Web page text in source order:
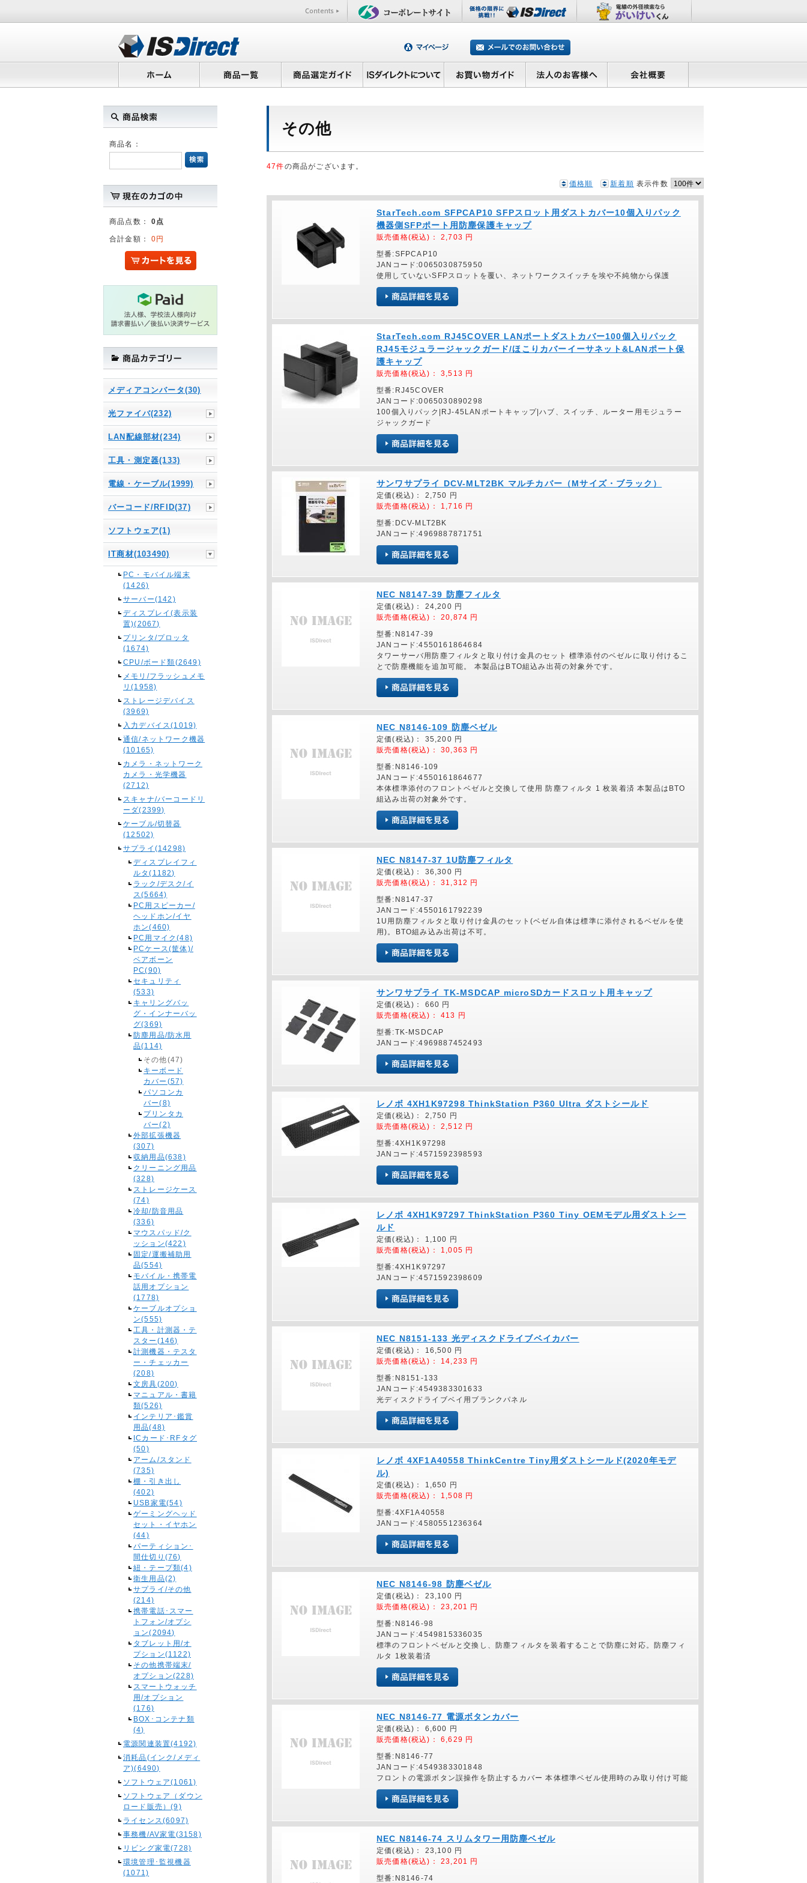
商品名：
商品点数：0点
合計金額：0円
メディアコンバータ(30)
光ファイバ(232)
LAN配線部材(234)
工具・測定器(133)
電線・ケーブル(1999)
バーコード/RFID(37)
ソフトウェア(1)
IT商材(103490)
PC・モバイル端末
(1426)
サーバー(142)
ディスプレイ(表示装
置)(2067)
プリンタ/プロッタ
(1674)
CPU/ボード類(2649)
メモリ/フラッシュメモ
リ(1958)
ストレージデバイス
(3969)
入力デバイス(1019)
通信/ネットワーク機器
(10165)
カメラ・ネットワーク
カメラ・光学機器
(2712)
スキャナ/バーコードリ
ーダ(2399)
ケーブル/切替器
(12502)
サプライ(14298)
ディスプレイフィ
ルタ(1182)
ラック/デスク/イ
ス(5664)
PC用スピーカー/
ヘッドホン/イヤ
ホン(460)
PC用マイク(48)
PCケース(筐体)/
ベアボーン
PC(90)
セキュリティ
(533)
キャリングバッ
グ・インナーバッ
グ(369)
防塵用品/防水用
品(114)
その他(47)
キーボード
カバー(57)
パソコンカ
バー(8)
プリンタカ
バー(2)
外部拡張機器
(307)
収納用品(638)
クリーニング用品
(328)
ストレージケース
(74)
冷却/防音用品
(336)
マウスパッド/ク
ッション(422)
固定/運搬補助用
品(554)
モバイル・携帯電
話用オプション
(1778)
ケーブルオプショ
ン(555)
工具・計測器・テ
スター(146)
計測機器・テスタ
ー・チェッカー
(208)
文房具(200)
マニュアル・書籍
類(526)
インテリア･鑑賞
用品(48)
ICカード･RFタグ
(50)
アーム/スタンド
(735)
棚・引き出し
(402)
USB家電(54)
ゲーミングヘッド
セット・イヤホン
(44)
パーティション･
間仕切り(76)
紐・テープ類(4)
衛生用品(2)
サプライ/その他
(214)
携帯電話･スマー
トフォン/オプシ
ョン(2094)
タブレット用/オ
プション(1122)
その他携帯端末/
オプション(228)
スマートウォッチ
用/オプション
(176)
BOX･コンテナ類
(4)
電源関連装置(4192)
消耗品(インク/メディ
ア)(6490)
ソフトウェア(1061)
ソフトウェア（ダウン
ロード販売）(9)
ライセンス(6097)
事務機/AV家電(3158)
リビング家電(728)
環境管理･監視機器
(1071)
その他
47件の商品がございます。
価格順 新着順 表示件数
StarTech.com SFPCAP10 SFPスロット用ダストカバー10個入りパック
機器側SFPポート用防塵保護キャップ
販売価格(税込)： 2,703 円
型番:SFPCAP10
JANコード:0065030875950
使用していないSFPスロットを覆い、ネットワークスイッチを埃や不純物から保護
StarTech.com RJ45COVER LANポートダストカバー100個入りパック
RJ45モジュラージャックガード/ほこりカバーイーサネット&LANポート保
護キャップ
販売価格(税込)： 3,513 円
型番:RJ45COVER
JANコード:0065030890298
100個入りパック|RJ-45LANポートキャップ|ハブ、スイッチ、ルーター用モジュラー
ジャックガード
サンワサプライ DCV-MLT2BK マルチカバー（Mサイズ・ブラック）
定価(税込)： 2,750 円
販売価格(税込)： 1,716 円
型番:DCV-MLT2BK
JANコード:4969887871751
NEC N8147-39 防塵フィルタ
定価(税込)： 24,200 円
販売価格(税込)： 20,874 円
型番:N8147-39
JANコード:4550161864684
タワーサーバ用防塵フィルタと取り付け金具のセット 標準添付のベゼルに取り付けるこ
とで防塵機能を追加可能。 本製品はBTO組込み出荷の対象外です。
NEC N8146-109 防塵ベゼル
定価(税込)： 35,200 円
販売価格(税込)： 30,363 円
型番:N8146-109
JANコード:4550161864677
本体標準添付のフロントベゼルと交換して使用 防塵フィルタ 1 枚装着済 本製品はBTO
組込み出荷の対象外です。
NEC N8147-37 1U防塵フィルタ
定価(税込)： 36,300 円
販売価格(税込)： 31,312 円
型番:N8147-37
JANコード:4550161792239
1U用防塵フィルタと取り付け金具のセット(ベゼル自体は標準に添付されるベゼルを使
用)。BTO組み込み出荷は不可。
サンワサプライ TK-MSDCAP microSDカードスロット用キャップ
定価(税込)： 660 円
販売価格(税込)： 413 円
型番:TK-MSDCAP
JANコード:4969887452493
レノボ 4XH1K97298 ThinkStation P360 Ultra ダストシールド
定価(税込)： 2,750 円
販売価格(税込)： 2,512 円
型番:4XH1K97298
JANコード:4571592398593
レノボ 4XH1K97297 ThinkStation P360 Tiny OEMモデル用ダストシー
ルド
定価(税込)： 1,100 円
販売価格(税込)： 1,005 円
型番:4XH1K97297
JANコード:4571592398609
NEC N8151-133 光ディスクドライブベイカバー
定価(税込)： 16,500 円
販売価格(税込)： 14,233 円
型番:N8151-133
JANコード:4549383301633
光ディスクドライブベイ用ブランクパネル
レノボ 4XF1A40558 ThinkCentre Tiny用ダストシールド(2020年モデ
ル)
定価(税込)： 1,650 円
販売価格(税込)： 1,508 円
型番:4XF1A40558
JANコード:4580551236364
NEC N8146-98 防塵ベゼル
定価(税込)： 23,100 円
販売価格(税込)： 23,201 円
型番:N8146-98
JANコード:4549815336035
標準のフロントベゼルと交換し、防塵フィルタを装着することで防塵に対応。防塵フィ
ルタ 1枚装着済
NEC N8146-77 電源ボタンカバー
定価(税込)： 6,600 円
販売価格(税込)： 6,629 円
型番:N8146-77
JANコード:4549383301848
フロントの電源ボタン誤操作を防止するカバー 本体標準ベゼル使用時のみ取り付け可能
NEC N8146-74 スリムタワー用防塵ベゼル
定価(税込)： 23,100 円
販売価格(税込)： 23,201 円
型番:N8146-74